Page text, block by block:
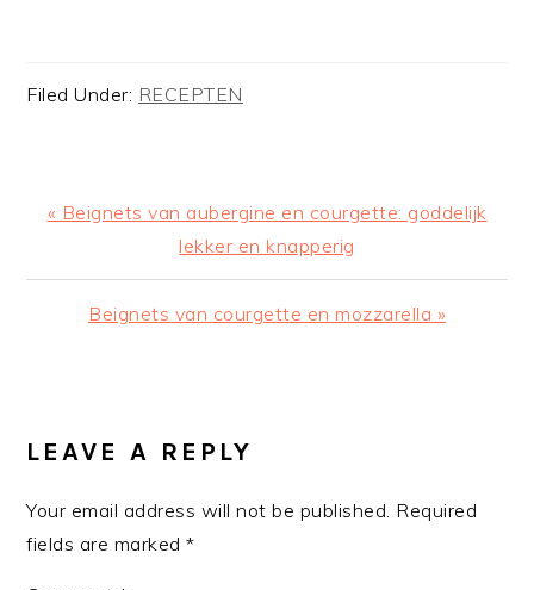
Filed Under: RECEPTEN
Previous
« Beignets van aubergine en courgette: goddelijk
lekker en knapperig
Next
Beignets van courgette en mozzarella »
INTERACTIONS
LEAVE A REPLY
Your email address will not be published. Required
fields are marked*